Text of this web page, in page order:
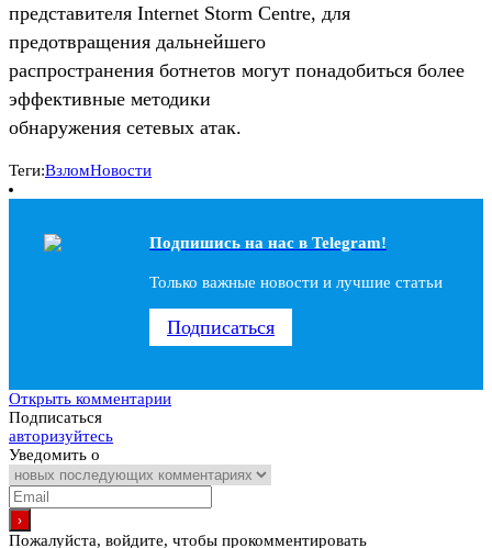
представителя Internet Storm Centre, для
предотвращения дальнейшего
распространения ботнетов могут понадобиться более
эффективные методики
обнаружения сетевых атак.
Теги:ВзломНовости
Подпишись на наc в Telegram!
Только важные новости и лучшие статьи
Подписаться
Открыть комментарии
Подписаться
авторизуйтесь
Уведомить о
Пожалуйста, войдите, чтобы прокомментировать